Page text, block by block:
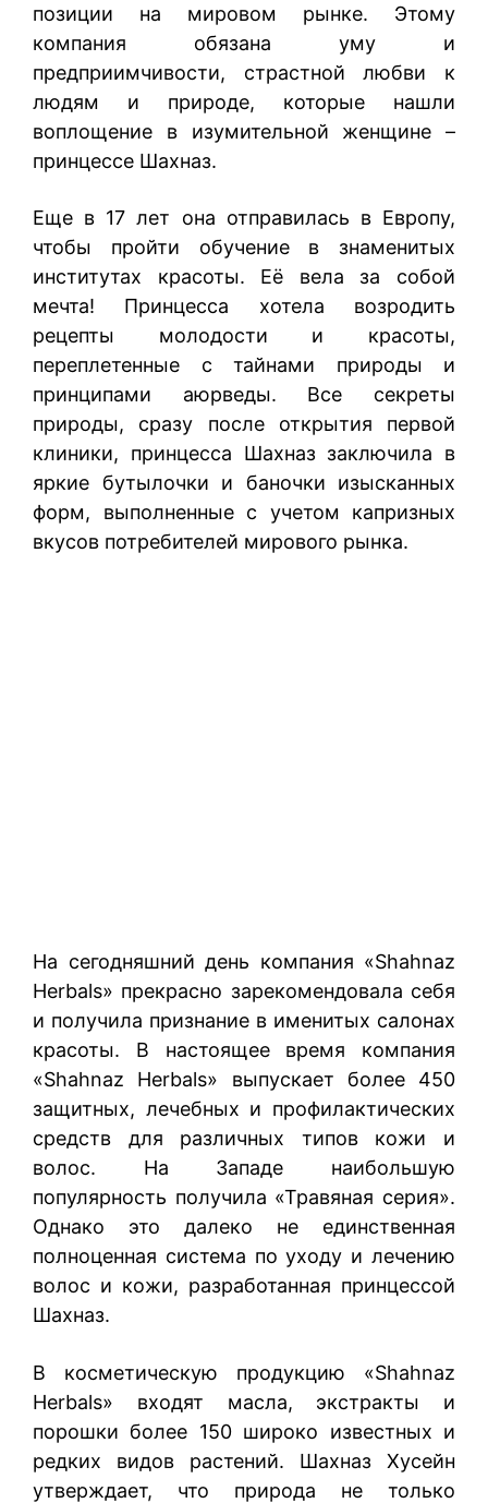
позиции на мировом рынке. Этому
компания обязана уму и
предприимчивости, страстной любви к
людям и природе, которые нашли
воплощение в изумительной женщине –
принцессе Шахназ.
Еще в 17 лет она отправилась в Европу,
чтобы пройти обучение в знаменитых
институтах красоты. Её вела за собой
мечта! Принцесса хотела возродить
рецепты молодости и красоты,
переплетенные с тайнами природы и
принципами аюрведы. Все секреты
природы, сразу после открытия первой
клиники, принцесса Шахназ заключила в
яркие бутылочки и баночки изысканных
форм, выполненные с учетом капризных
вкусов потребителей мирового рынка.
На сегодняшний день компания «Shahnaz
Herbals» прекрасно зарекомендовала себя
и получила признание в именитых салонах
красоты. В настоящее время компания
«Shahnaz Herbals» выпускает более 450
защитных, лечебных и профилактических
средств для различных типов кожи и
волос. На Западе наибольшую
популярность получила «Травяная серия».
Однако это далеко не единственная
полноценная система по уходу и лечению
волос и кожи, разработанная принцессой
Шахназ.
В косметическую продукцию «Shahnaz
Herbals» входят масла, экстракты и
порошки более 150 широко известных и
редких видов растений. Шахназ Хусейн
утверждает, что природа не только